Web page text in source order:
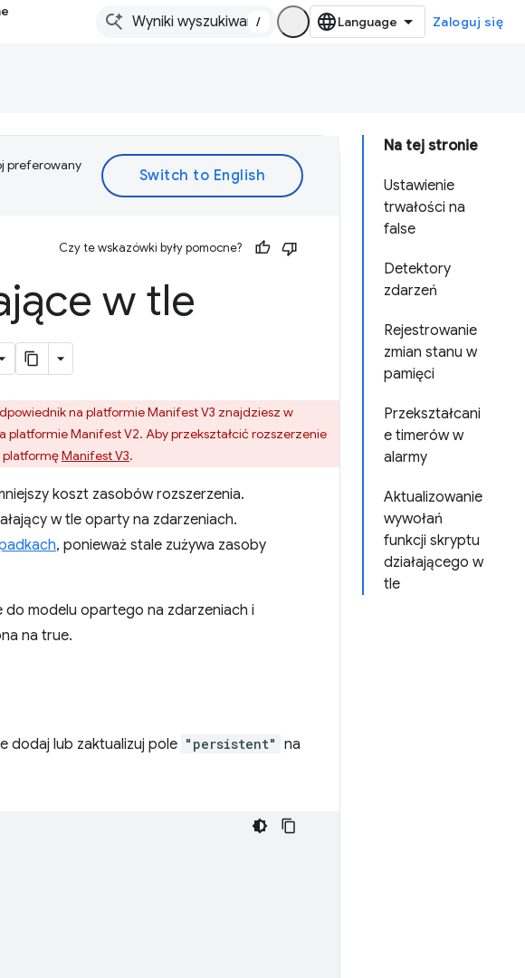
/ Zaloguj się
Na tej stronie
Ustawienie
trwałości na
false
Detektory
zdarzeń
Rejestrowanie
zmian stanu w
pamięci
Przekształcani
e timerów w
alarmy
Aktualizowanie
wywołań
funkcji skryptu
działającego w
tle
preferowany
Czy te wskazówki były pomocne?
w tle
na platformie Manifest V3 znajdziesz w
platformie Manifest V2. Aby przekształcić rozszerzenie
platformęManifest V3.
koszt zasobów rozszerzenia.
w tle oparty na zdarzeniach.
, ponieważ stale zużywa zasoby
do modelu opartego na zdarzeniach i
na true.
dodaj lub zaktualizuj pole "persistent" na